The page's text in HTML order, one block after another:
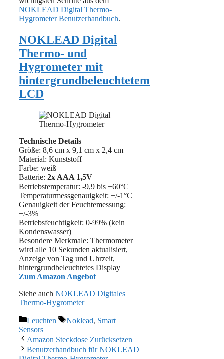
NOKLEAD Digital Thermo-
Hygrometer Benutzerhandbuch.
NOKLEAD Digital
Thermo- und
Hygrometer mit
hintergrundbeleuchtetem
LCD
Technische Details
Größe: 8,6 cm x 9,1 cm x 2,4 cm
Material: Kunststoff
Farbe: weiß
Batterie: 2x AAA 1,5V
Betriebstemperatur: -9,9 bis +60°C
Temperaturmessgenauigkeit: +/-1°C
Genauigkeit der Feuchtemessung:
+/-3%
Betriebsfeuchtigkeit: 0-99% (kein
Kondenswasser)
Besondere Merkmale: Thermometer
wird alle 10 Sekunden aktualisiert,
Anzeige von Tag und Uhrzeit,
hintergrundbeleuchtetes Display
Zum Amazon Angebot
Siehe auch NOKLEAD Digitales
Thermo-Hygrometer
Kategorien
Leuchten Schlagwörter
Noklead, Smart
Sensors
Amazon Steckdose Zurücksetzen
Benutzerhandbuch für NOKLEAD